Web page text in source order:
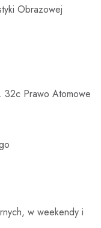
medycznej
pacjentów
podmiotu
Terapii
Ogólnej
Obrazowej
32c Prawo Atomowe
w weekendy i